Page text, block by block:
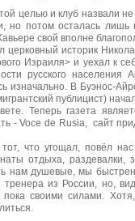
целью и клуб назвали
но потом осталась лишь
свой вполне
историк
Израиля> и уехал к
русского населения
В Буэнос-
публицист) начал
Теперь газета
- Voce de Rusia, сайт
что угощал, повёл
отдыха, раздевалки,
нам душевые, мы
из России, но,
пока своими силами.